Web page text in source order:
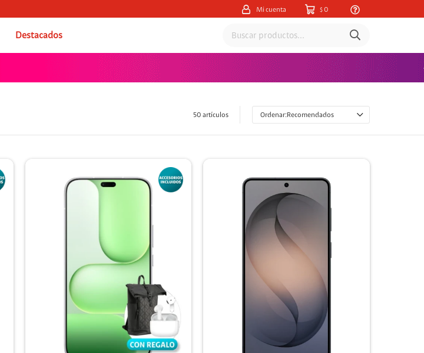
Destacados
$ 0
50 artículos Recomendados